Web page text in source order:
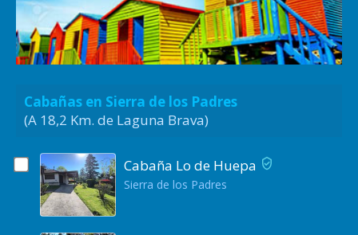
Cabañas en Sierra de los Padres
(A 18,2 Km. de Laguna Brava)
Cabaña Lo de Huepa
Sierra de los Padres